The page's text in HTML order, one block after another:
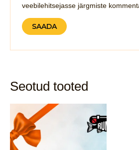
veebilehitsejasse järgmiste
Seotud tooted